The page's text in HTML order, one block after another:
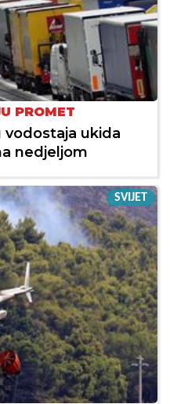
PROMET
vodostaja ukida
nedjeljom
SVIJET